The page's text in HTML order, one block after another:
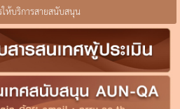
ห้บริการสายสนับสนุน